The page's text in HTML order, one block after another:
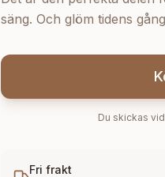
säng. Och glöm tidens
Du skickas
Fri frakt